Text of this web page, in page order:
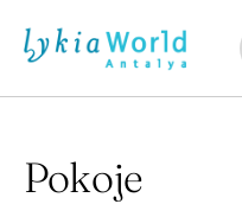
Pokoje